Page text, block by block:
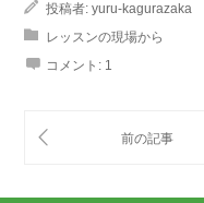
投稿者: yuru-kagurazaka
レッスンの現場から
コメント: 1